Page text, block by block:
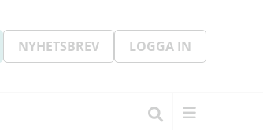
NYHETSBREV LOGGA IN